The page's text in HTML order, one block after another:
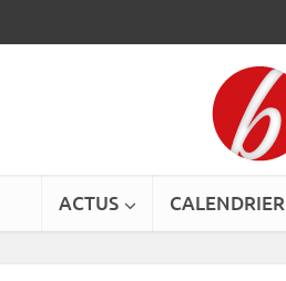
ACTUS CALENDRIER